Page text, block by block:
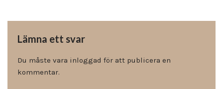
Lämna ett svar
Du måste vara inloggad för att publicera en
kommentar.